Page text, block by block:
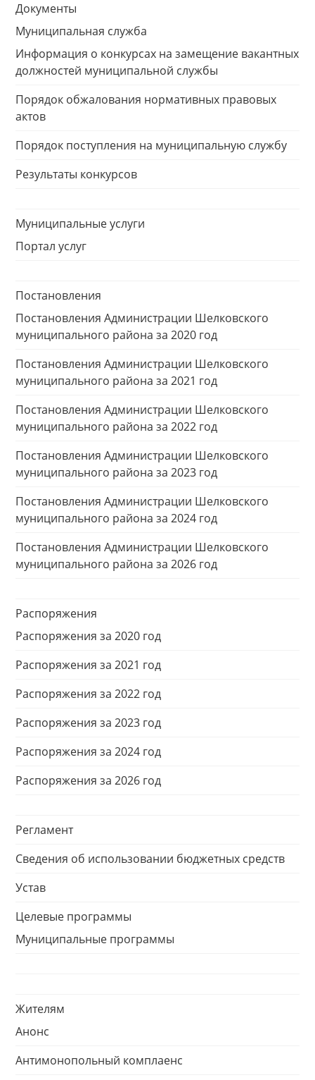
Документы
Муниципальная служба
Информация о конкурсах на замещение вакантных
должностей муниципальной службы
Порядок обжалования нормативных правовых
актов
Порядок поступления на муниципальную службу
Результаты конкурсов
Муниципальные услуги
Портал услуг
Постановления
Постановления Администрации Шелковского
муниципального района за 2020 год
Постановления Администрации Шелковского
муниципального района за 2021 год
Постановления Администрации Шелковского
муниципального района за 2022 год
Постановления Администрации Шелковского
муниципального района за 2023 год
Постановления Администрации Шелковского
муниципального района за 2024 год
Постановления Администрации Шелковского
муниципального района за 2026 год
Распоряжения
Распоряжения за 2020 год
Распоряжения за 2021 год
Распоряжения за 2022 год
Распоряжения за 2023 год
Распоряжения за 2024 год
Распоряжения за 2026 год
Регламент
Сведения об использовании бюджетных средств
Устав
Целевые программы
Муниципальные программы
Жителям
Анонс
Антимонопольный комплаенс